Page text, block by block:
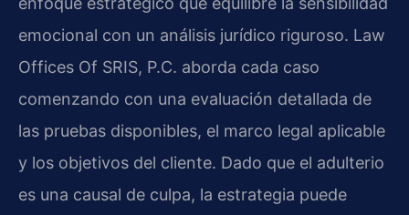
emocional con un análisis jurídico riguroso. Law
Offices Of SRIS, P.C. aborda cada caso
comenzando con una evaluación detallada de
las pruebas disponibles, el marco legal aplicable
y los objetivos del cliente. Dado que el adulterio
es una causal de culpa, la estrategia puede